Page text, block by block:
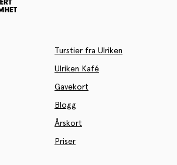
Turstier fra Ulriken
Ulriken Kafé
Gavekort
Blogg
Årskort
Priser